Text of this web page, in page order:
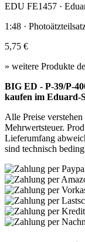
EDU FE1457 ·
1:48 ·
5,75 €
» weitere Produkte
BIG ED - P-39/P-
kaufen im Eduard-
Alle Preise
Mehrwertsteuer.
Lieferumfang
sind technisch